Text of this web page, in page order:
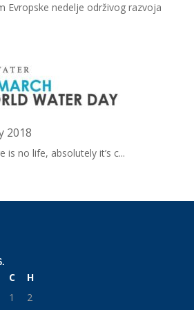
Evropske nedelje održivog razvoja
2018
no life, absolutely it’s c...
С
Н
1
2